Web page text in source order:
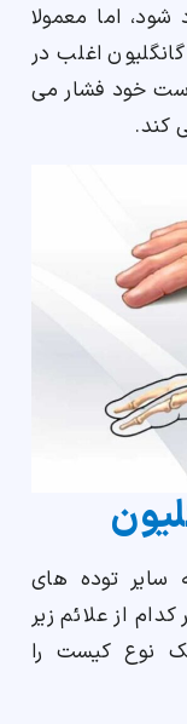
اما معمولا
اغلب در
دست خود فشار می
کند.
سایر توده های
از علائم زیر
نوع کیست را